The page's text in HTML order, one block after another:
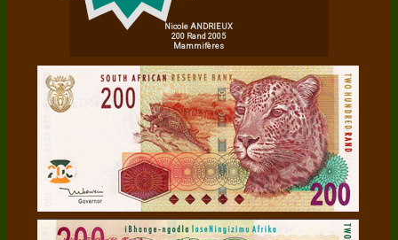
Nicole ANDRIEUX
200 Rand 2005
Mammifères